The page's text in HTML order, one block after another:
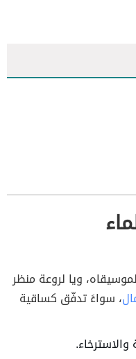
ويا لروعة منظر
، سواءً تدفّق كساقية